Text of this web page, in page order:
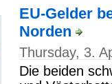
EU-Gelder
Norden
Thursday, 3.
Die beiden